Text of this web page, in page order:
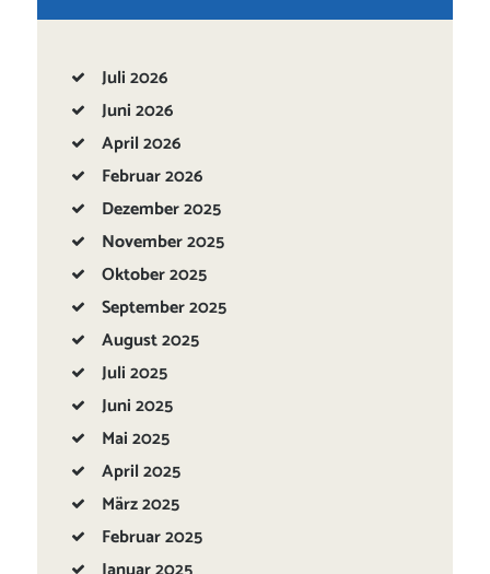
Juli2026
Juni2026
April2026
Februar2026
Dezember2025
November2025
Oktober2025
September2025
August2025
Juli2025
Juni2025
Mai2025
April2025
März2025
Februar2025